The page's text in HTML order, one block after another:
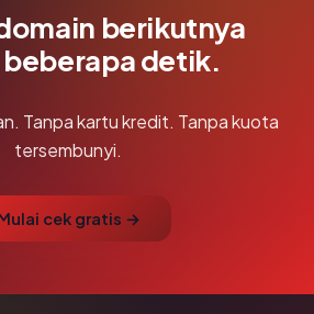
berikutnya
detik.
Tanpa kartu kredit. Tanpa kuota
tersembunyi.
cek gratis →